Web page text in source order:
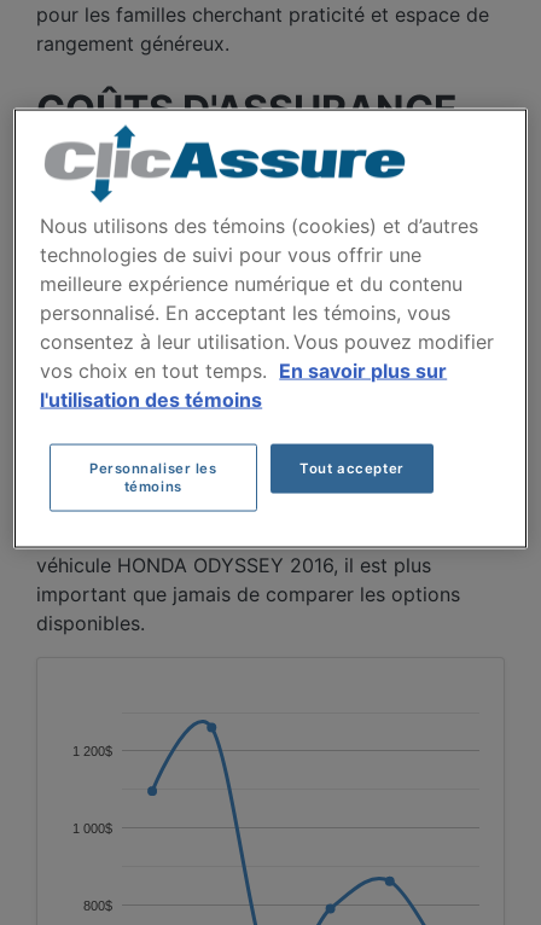
pour les familles cherchant praticité et espace de
rangement généreux.
COÛTS D'ASSURANCE
AUTO HONDA ODYSSEY
2016 AU FIL DES 5
DERNIÈRES ANNÉES.
Entre 2021 et 2026, les primes pour la Honda
Odyssey 2016 varient de façon irrégulière, passant
de 1096 $ en 2021 à un creux de 620 $ en 2023,
puis remontant à 863 $ en 2025 avant de
reflète des variations dans les données plutôt
qu'une tendance linéaire claire.
véhicule HONDA ODYSSEY 2016, il est plus
important que jamais de comparer les options
disponibles.
800$
1 000$
1 200$
Nous utilisons des témoins (cookies) et d’autres
technologies de suivi pour vous offrir une
meilleure expérience numérique et du contenu
personnalisé. En acceptant les témoins, vous
consentez à leur utilisation. Vous pouvez modifier
vos choix en tout temps. En savoir plus sur
l'utilisation des témoins
Personnaliser les
témoins
Tout accepter